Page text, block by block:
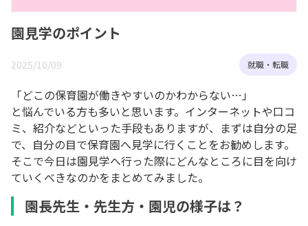
園見学のポイント
2025/10/09 就職・転職
「どこの保育園が働きやすいのかわからない…」
と悩んでいる方も多いと思います。インターネットや口コ
ミ、紹介などといった手段もありますが、まずは自分の足
で、自分の目で保育園へ見学に行くことをお勧めします。
そこで今日は園見学へ行った際にどんなところに目を向け
ていくべきなのかをまとめてみました。
園長先生・先生方・園児の様子は？